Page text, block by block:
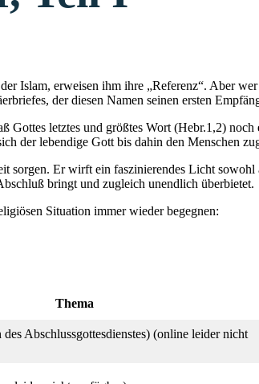
Islam, erweisen ihm ihre „Referenz“. Aber
der diesen Namen seinen ersten
letztes und größtes Wort (Hebr.1,2) noch
der lebendige Gott bis dahin den Menschen
Er wirft ein faszinierendes Licht sowohl
bringt und zugleich unendlich überbietet.
Situation immer wieder begegnen:
Thema
Abschlussgottesdienstes) (online leider nicht